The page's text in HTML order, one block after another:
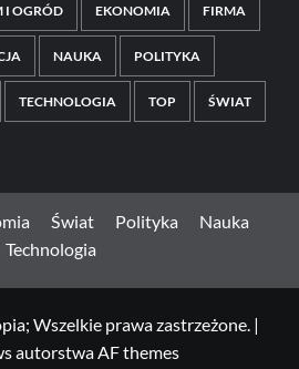
I OGRÓD EKONOMIA FIRMA
NAUKA POLITYKA
TECHNOLOGIA TOP ŚWIAT
Świat Polityka
Nauka
Technologia
Wszelkie prawa zastrzeżone. |
autorstwa AF themes